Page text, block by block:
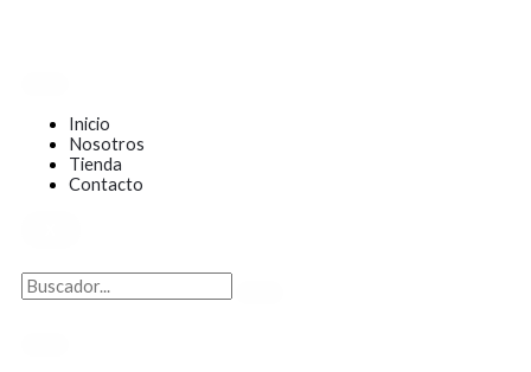
Inicio
Nosotros
Tienda
Contacto